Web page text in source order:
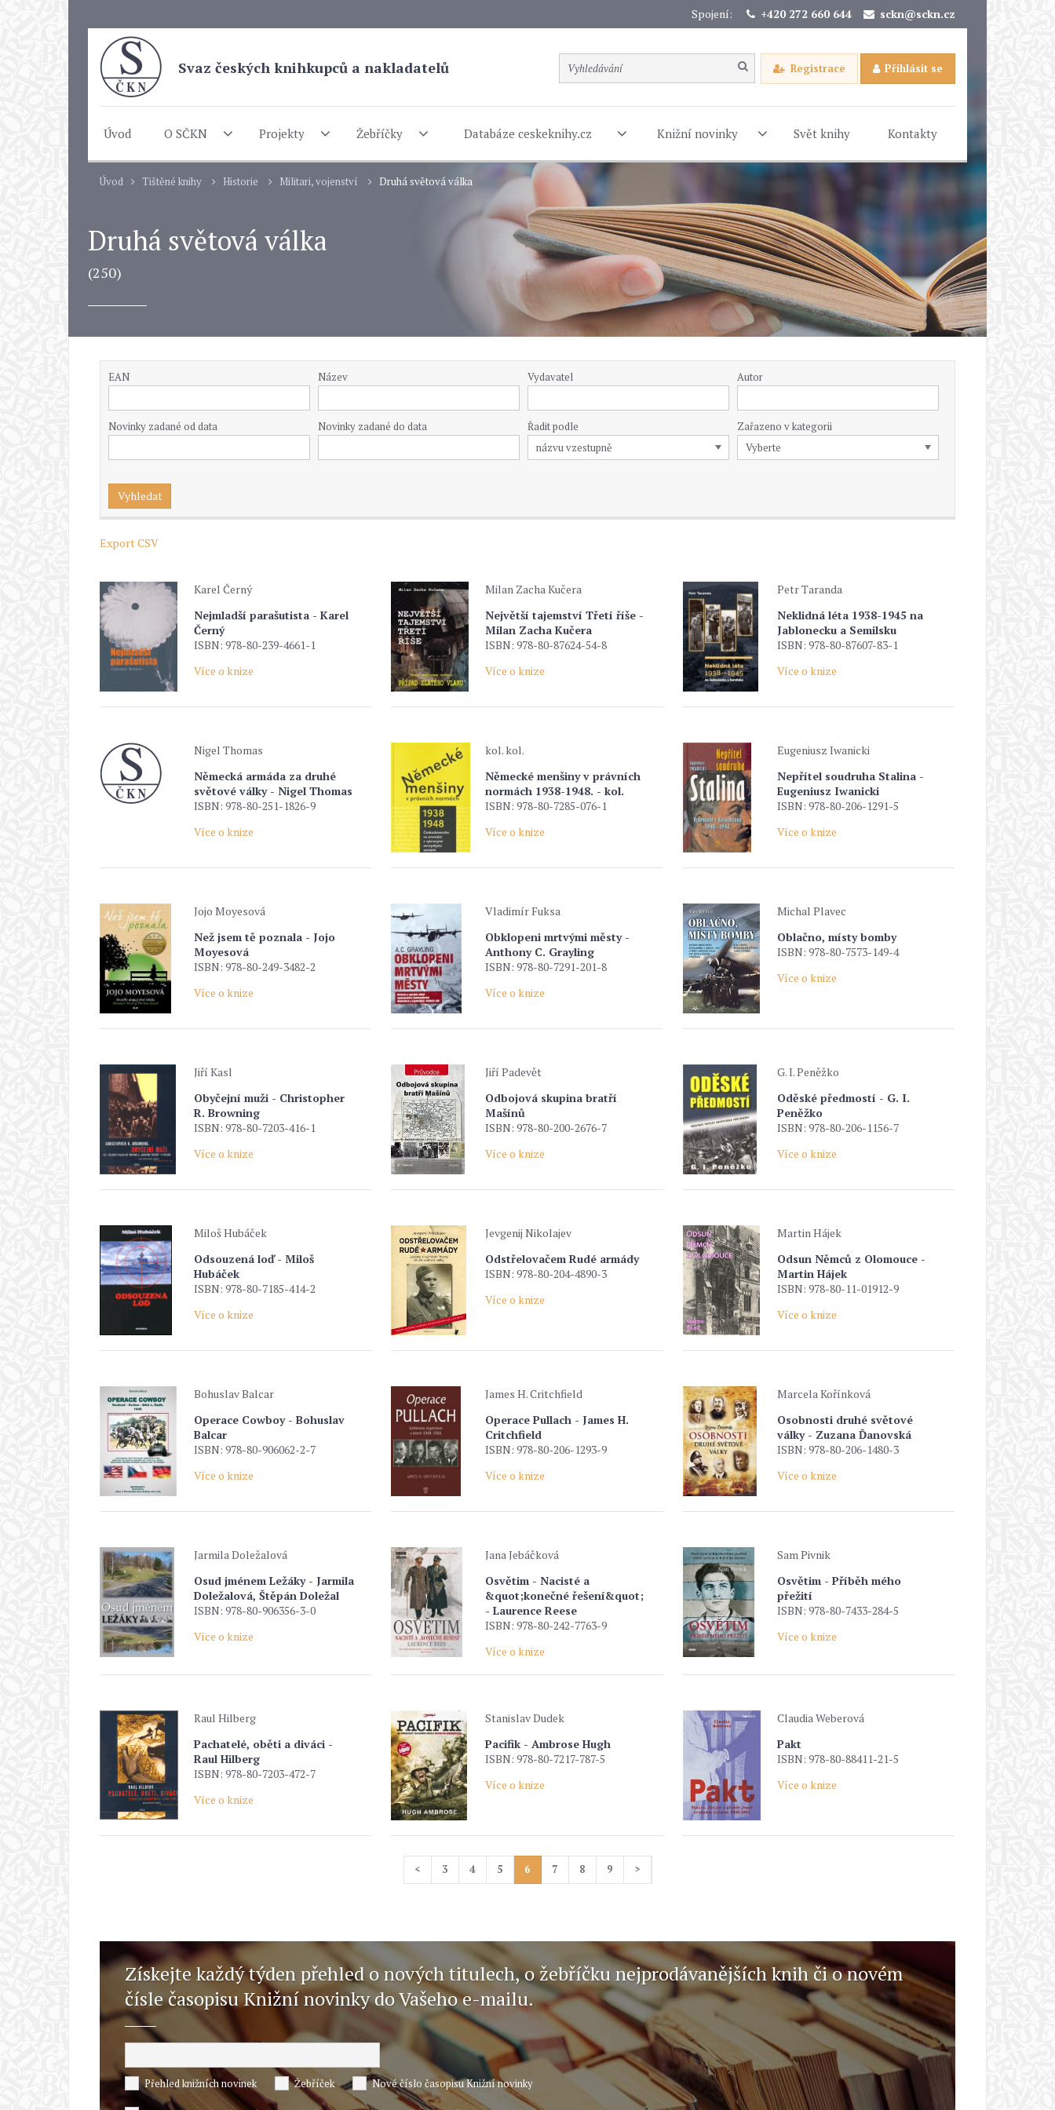
Spojení: +420 272 660 644 sckn@sckn.cz
Svaz českých knihkupců a nakladatelů Registrace Přihlásit se
Úvod O SČKN Projekty Žebříčky Databáze ceskeknihy.cz Knižní novinky Svět knihy Kontakty
Úvod Tištěné knihy Historie Militari, vojenství Druhá světová válka
Druhá světová válka
(250)
EAN Název Vydavatel Autor
Novinky zadané od data Novinky zadané do data Řadit podle Zařazeno v kategorii
Export CSV
Karel Černý
Nejmladší parašutista - Karel
Černý
ISBN: 978-80-239-4661-1
Více o knize
Milan Zacha Kučera
Největší tajemství Třetí říše -
Milan Zacha Kučera
ISBN: 978-80-87624-54-8
Více o knize
Petr Taranda
Neklidná léta 1938-1945 na
Jablonecku a Semilsku
ISBN: 978-80-87607-83-1
Více o knize
Nigel Thomas
Německá armáda za druhé
světové války - Nigel Thomas
ISBN: 978-80-251-1826-9
Více o knize
kol. kol.
Německé menšiny v právních
normách 1938-1948. - kol.
ISBN: 978-80-7285-076-1
Více o knize
Eugeniusz Iwanicki
Nepřítel soudruha Stalina -
Eugeniusz Iwanicki
ISBN: 978-80-206-1291-5
Více o knize
Jojo Moyesová
Než jsem tě poznala - Jojo
Moyesová
ISBN: 978-80-249-3482-2
Více o knize
Vladimír Fuksa
Obklopeni mrtvými městy -
Anthony C. Grayling
ISBN: 978-80-7291-201-8
Více o knize
Michal Plavec
Oblačno, místy bomby
ISBN: 978-80-7573-149-4
Více o knize
Jiří Kasl
Obyčejní muži - Christopher
R. Browning
ISBN: 978-80-7203-416-1
Více o knize
Jiří Padevět
Odbojová skupina bratří
Mašínů
ISBN: 978-80-200-2676-7
Více o knize
G. I. Peněžko
Oděské předmostí - G. I.
Peněžko
ISBN: 978-80-206-1156-7
Více o knize
Miloš Hubáček
Odsouzená loď - Miloš
Hubáček
ISBN: 978-80-7185-414-2
Více o knize
Jevgenij Nikolajev
Odstřelovačem Rudé armády
ISBN: 978-80-204-4890-3
Více o knize
Martin Hájek
Odsun Němců z Olomouce -
Martin Hájek
ISBN: 978-80-11-01912-9
Více o knize
Bohuslav Balcar
Operace Cowboy - Bohuslav
Balcar
ISBN: 978-80-906062-2-7
Více o knize
James H. Critchfield
Operace Pullach - James H.
Critchfield
ISBN: 978-80-206-1293-9
Více o knize
Marcela Kořínková
Osobnosti druhé světové
války - Zuzana Ďanovská
ISBN: 978-80-206-1480-3
Více o knize
Jarmila Doležalová
Osud jménem Ležáky - Jarmila
Doležalová, Štěpán Doležal
ISBN: 978-80-906356-3-0
Více o knize
Jana Jebáčková
Osvětim - Nacisté a
&quot;konečné řešení&quot;
- Laurence Reese
ISBN: 978-80-242-7763-9
Více o knize
Sam Pivnik
Osvětim - Příběh mého
přežití
ISBN: 978-80-7433-284-5
Více o knize
Raul Hilberg
Pachatelé, oběti a diváci -
Raul Hilberg
ISBN: 978-80-7203-472-7
Více o knize
Stanislav Dudek
Pacifik - Ambrose Hugh
ISBN: 978-80-7217-787-5
Více o knize
Claudia Weberová
Pakt
ISBN: 978-80-88411-21-5
Více o knize
< 3 4 5 6 7 8 9 >
Získejte každý týden přehled o nových titulech, o žebříčku nejprodávanějších knih či o novém
čísle časopisu Knižní novinky do Vašeho e-mailu.
Přehled knižních novinek Žebříček Nové číslo časopisu Knižní novinky